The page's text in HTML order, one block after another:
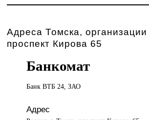
Адреса Томска,
проспект Кирова 65
Банкомат
Банк ВТБ24, ЗАО
Адрес